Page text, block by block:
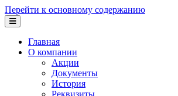
Перейти к основному содержанию
Главная
О компании
Акции
Документы
История
Реквизиты